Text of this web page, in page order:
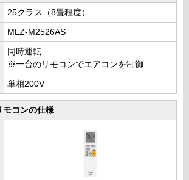
25クラス（8畳程度）
MLZ-M2526AS
同時運転
※一台のリモコンでエアコンを制御
単相200V
モコンの仕様